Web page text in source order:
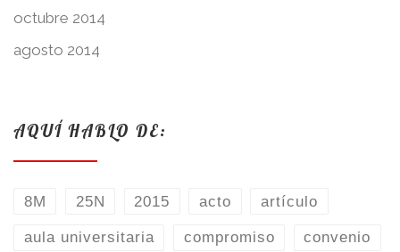
octubre 2014
agosto 2014
AQUÍ HABLO DE:
8M 25N 2015 acto artículo
aula universitaria compromiso convenio